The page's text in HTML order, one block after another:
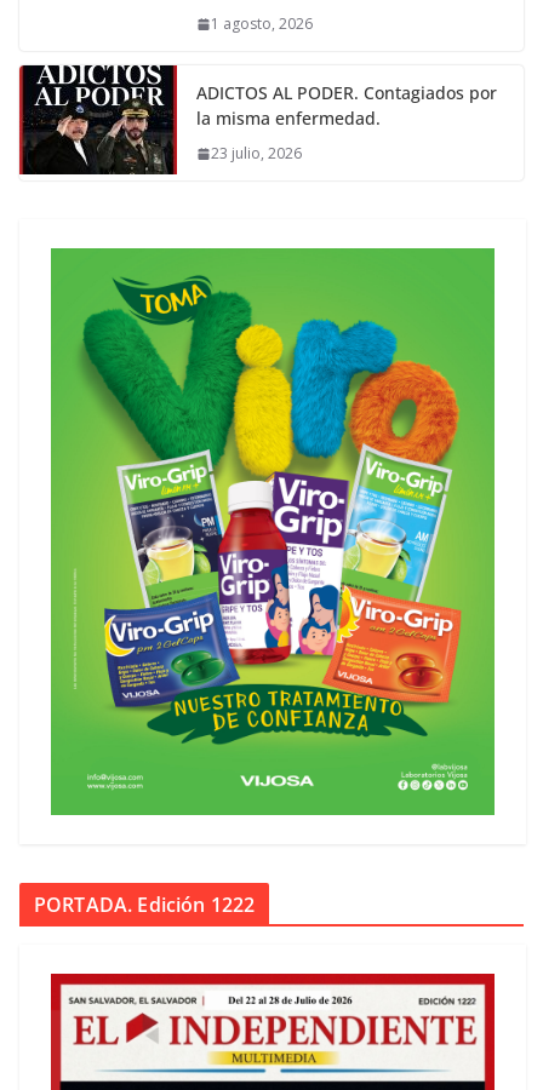
1 agosto, 2026
ADICTOS AL PODER. Contagiados por
la misma enfermedad.
23 julio, 2026
PORTADA. Edición 1222